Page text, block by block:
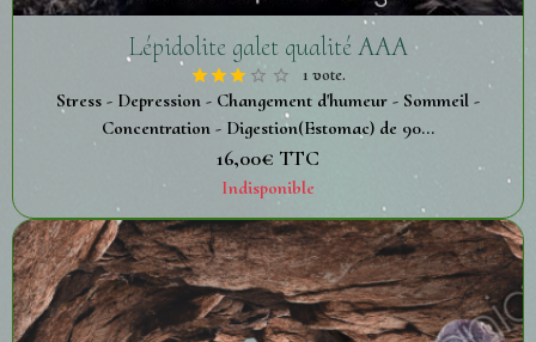
Lépidolite galet qualité AAA
1 vote.
Stress - Depression - Changement d'humeur - Sommeil -
Concentration - Digestion(Estomac) de 90...
16,00€ TTC
Indisponible